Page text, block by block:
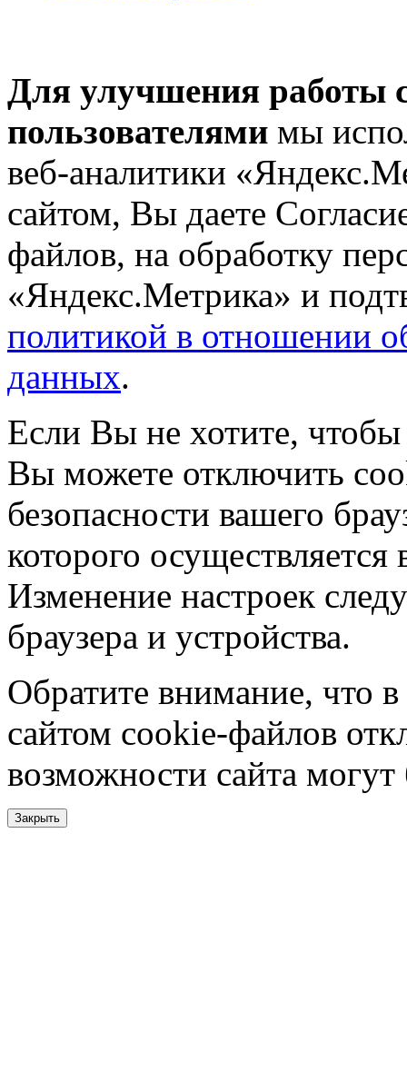
Для улучшения работы
пользователями мы
веб-аналитики
сайтом, Вы даете
файлов, на обработку
«Яндекс.Метрика» и
политикой в отношении
данных.
Если Вы не хотите,
Вы можете отключить
безопасности вашего
которого
Изменение настроек
браузера и устройства.
Обратите внимание, что в
сайтом cookie-файлов
возможности сайта
Закрыть